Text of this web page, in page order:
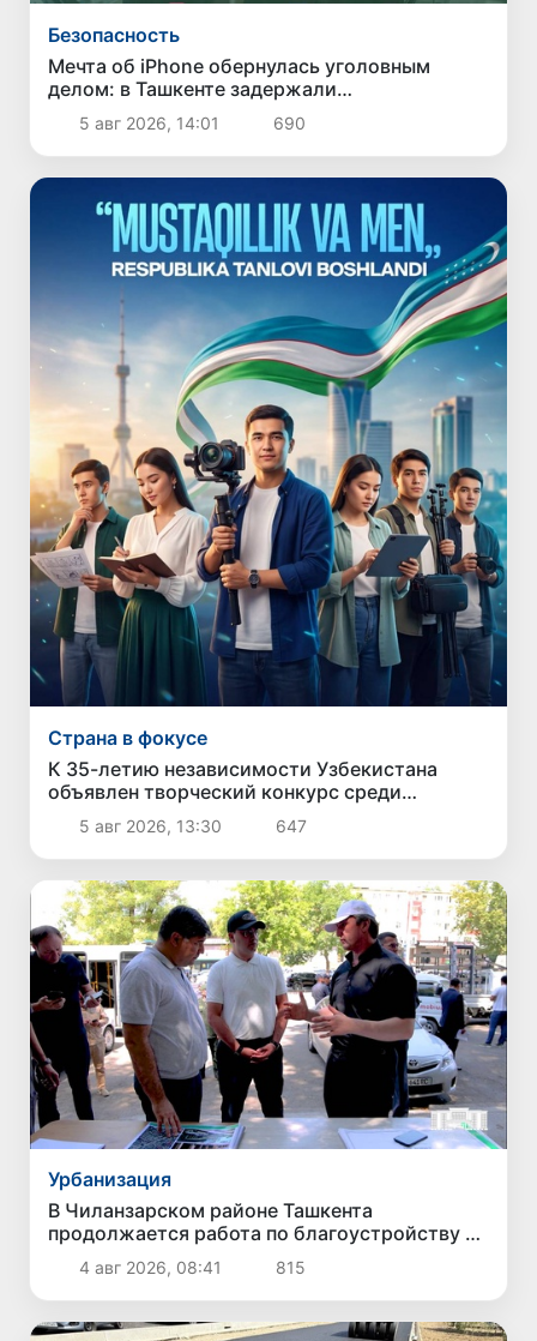
Безопасность
Мечта об iPhone обернулась уголовным
делом: в Ташкенте задержали
подозреваемого в краже дорогого
смартфона
5 авг 2026, 14:01 690
Страна в фокусе
К 35-летию независимости Узбекистана
объявлен творческий конкурс среди
молодежи
5 авг 2026, 13:30 647
Урбанизация
В Чиланзарском районе Ташкента
продолжается работа по благоустройству и
освобождению общественных пространств
4 авг 2026, 08:41 815